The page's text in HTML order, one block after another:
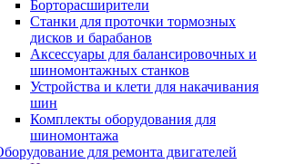
Борторасширители
Станки для проточки тормозных
дисков и барабанов
Аксессуары для балансировочных и
шиномонтажных станков
Устройства и клети для накачивания
шин
Комплекты оборудования для
шиномонтажа
для ремонта двигателей